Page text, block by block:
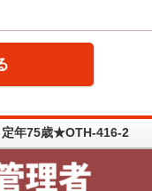
定年75歳★OTH-416-2